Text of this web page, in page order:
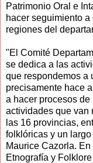
Patrimonio Oral e
hacer seguimiento
regiones del
"El Comité
se dedica a las
que respondemos a
precisamente hace
a hacer procesos
actividades que van
las 16 provincias,
folklóricas y un
Maurice Cazorla.
Etnografía y